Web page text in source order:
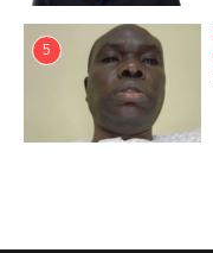
5